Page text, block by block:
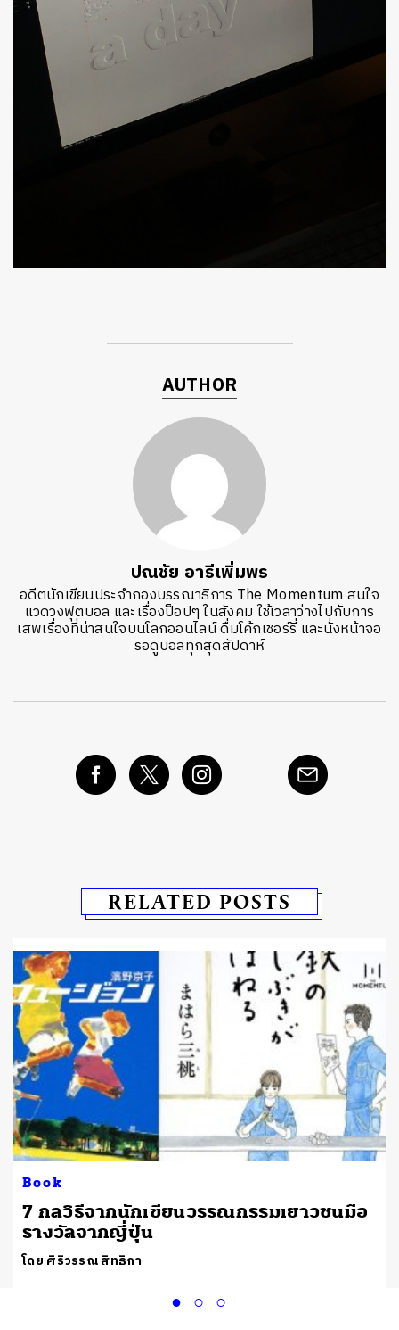
AUTHOR
ปณชัย อารีเพิ่มพร
อดีตนักเขียนประจำกองบรรณาธิการ The Momentum สนใจ
แวดวงฟุตบอล และเรื่องป็อปๆ ในสังคม ใช้เวลาว่างไปกับการ
เสพเรื่องที่น่าสนใจบนโลกออนไลน์ ดื่มโค้กเชอร์รี่ และนั่งหน้าจอ
รอดูบอลทุกสุดสัปดาห์
RELATED POSTS
Book
7 กลวิธีจากนักเขียนวรรณกรรมเยาวชนมือ
รางวัลจากญี่ปุ่น
โดย ศิริวรรณ สิทธิกา